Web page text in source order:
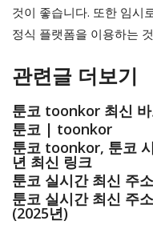
것이 좋습니다. 또한 임시
정식 플랫폼을 이용하는
관련글 더보기
툰코 toonkor 최신
툰코 | toonkor
툰코 toonkor, 툰코
년 최신 링크
툰코 실시간 최신 주소
툰코 실시간 최신 주
(2025년)